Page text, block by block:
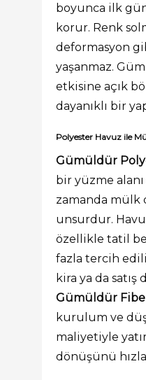
boyunca ilk
korur. Renk
deformasyon
yaşanmaz.
etkisine açık
dayanıklı bir
Polyester Havuz ile
Gümüldür
bir yüzme alanı
zamanda mülk
unsurdur.
özellikle tatil
fazla tercih
kira ya da
Gümüldür
kurulum ve
maliyetiyle
dönüşünü